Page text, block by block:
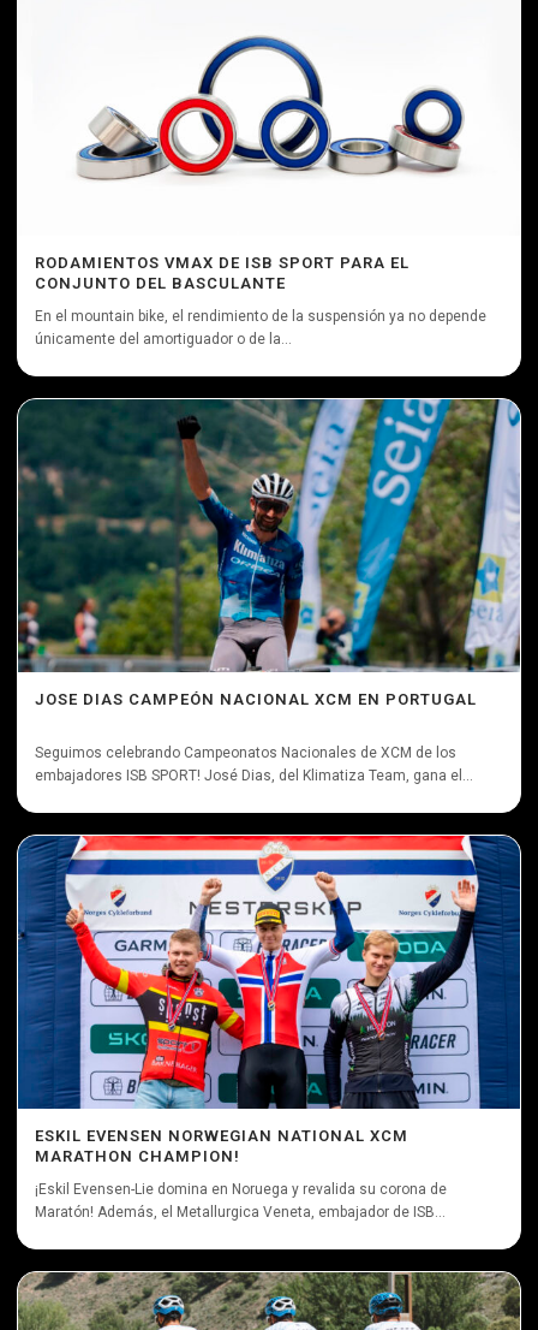
RODAMIENTOS VMAX DE ISB SPORT PARA EL
CONJUNTO DEL BASCULANTE
En el mountain bike, el rendimiento de la suspensión ya no depende
únicamente del amortiguador o de la...
JOSE DIAS CAMPEÓN NACIONAL XCM EN PORTUGAL
Seguimos celebrando Campeonatos Nacionales de XCM de los
embajadores ISB SPORT! José Dias, del Klimatiza Team, gana el...
ESKIL EVENSEN NORWEGIAN NATIONAL XCM
MARATHON CHAMPION!
¡Eskil Evensen-Lie domina en Noruega y revalida su corona de
Maratón! Además, el Metallurgica Veneta, embajador de ISB...